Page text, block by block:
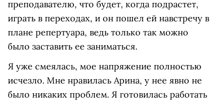
преподавателю, что будет, когда подрастет,
играть в переходах, и он пошел ей навстречу в
плане репертуара, ведь только так можно
было заставить ее заниматься.
Я уже смеялась, мое напряжение полностью
исчезло. Мне нравилась Арина, у нее явно не
было никаких проблем. Я готовилась работать